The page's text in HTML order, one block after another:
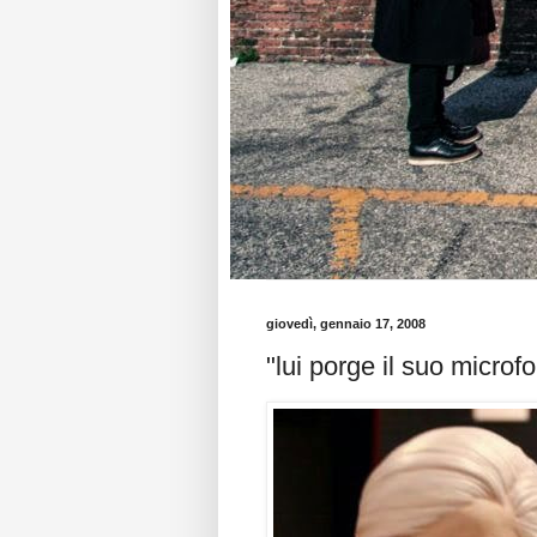
giovedì, gennaio 17, 2008
"lui porge il suo